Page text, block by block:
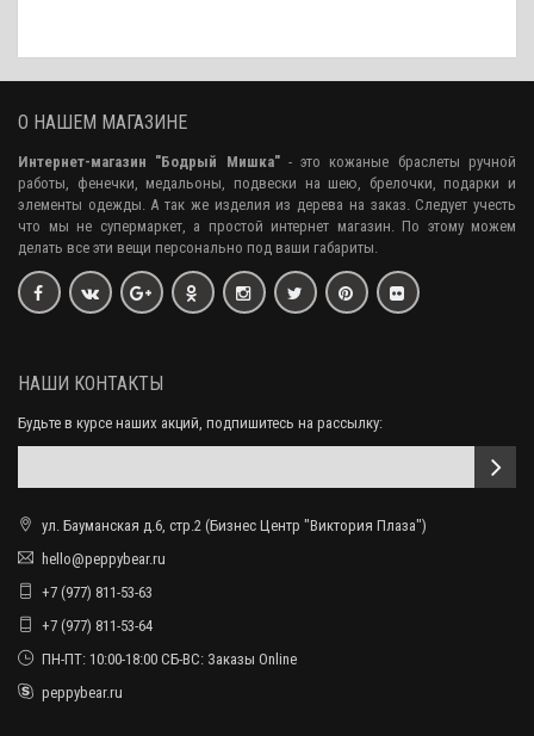
О НАШЕМ МАГАЗИНЕ
Интернет-магазин "Бодрый Мишка"- это кожаные браслеты ручной
работы, фенечки, медальоны, подвески на шею, брелочки, подарки и
элементы одежды. А так же изделия из дерева на заказ. Следует учесть
что мы не супермаркет, а простой интернет магазин. По этому можем
делать все эти вещи персонально под ваши габариты.
НАШИ КОНТАКТЫ
Будьте в курсе наших акций, подпишитесь на рассылку:
ул. Бауманская д.6, стр.2 (Бизнес Центр "Виктория Плаза")
hello@peppybear.ru
+7 (977) 811-53-63
+7 (977) 811-53-64
ПН-ПТ: 10:00-18:00 СБ-ВС: Заказы Online
peppybear.ru